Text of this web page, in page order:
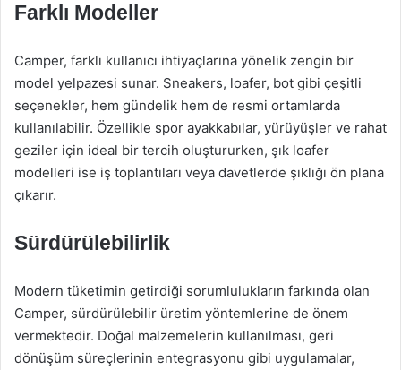
Farklı Modeller
Camper, farklı kullanıcı ihtiyaçlarına yönelik zengin bir
model yelpazesi sunar. Sneakers, loafer, bot gibi çeşitli
seçenekler, hem gündelik hem de resmi ortamlarda
kullanılabilir. Özellikle spor ayakkabılar, yürüyüşler ve rahat
geziler için ideal bir tercih oluştururken, şık loafer
modelleri ise iş toplantıları veya davetlerde şıklığı ön plana
çıkarır.
Sürdürülebilirlik
Modern tüketimin getirdiği sorumlulukların farkında olan
Camper, sürdürülebilir üretim yöntemlerine de önem
vermektedir. Doğal malzemelerin kullanılması, geri
dönüşüm süreçlerinin entegrasyonu gibi uygulamalar,